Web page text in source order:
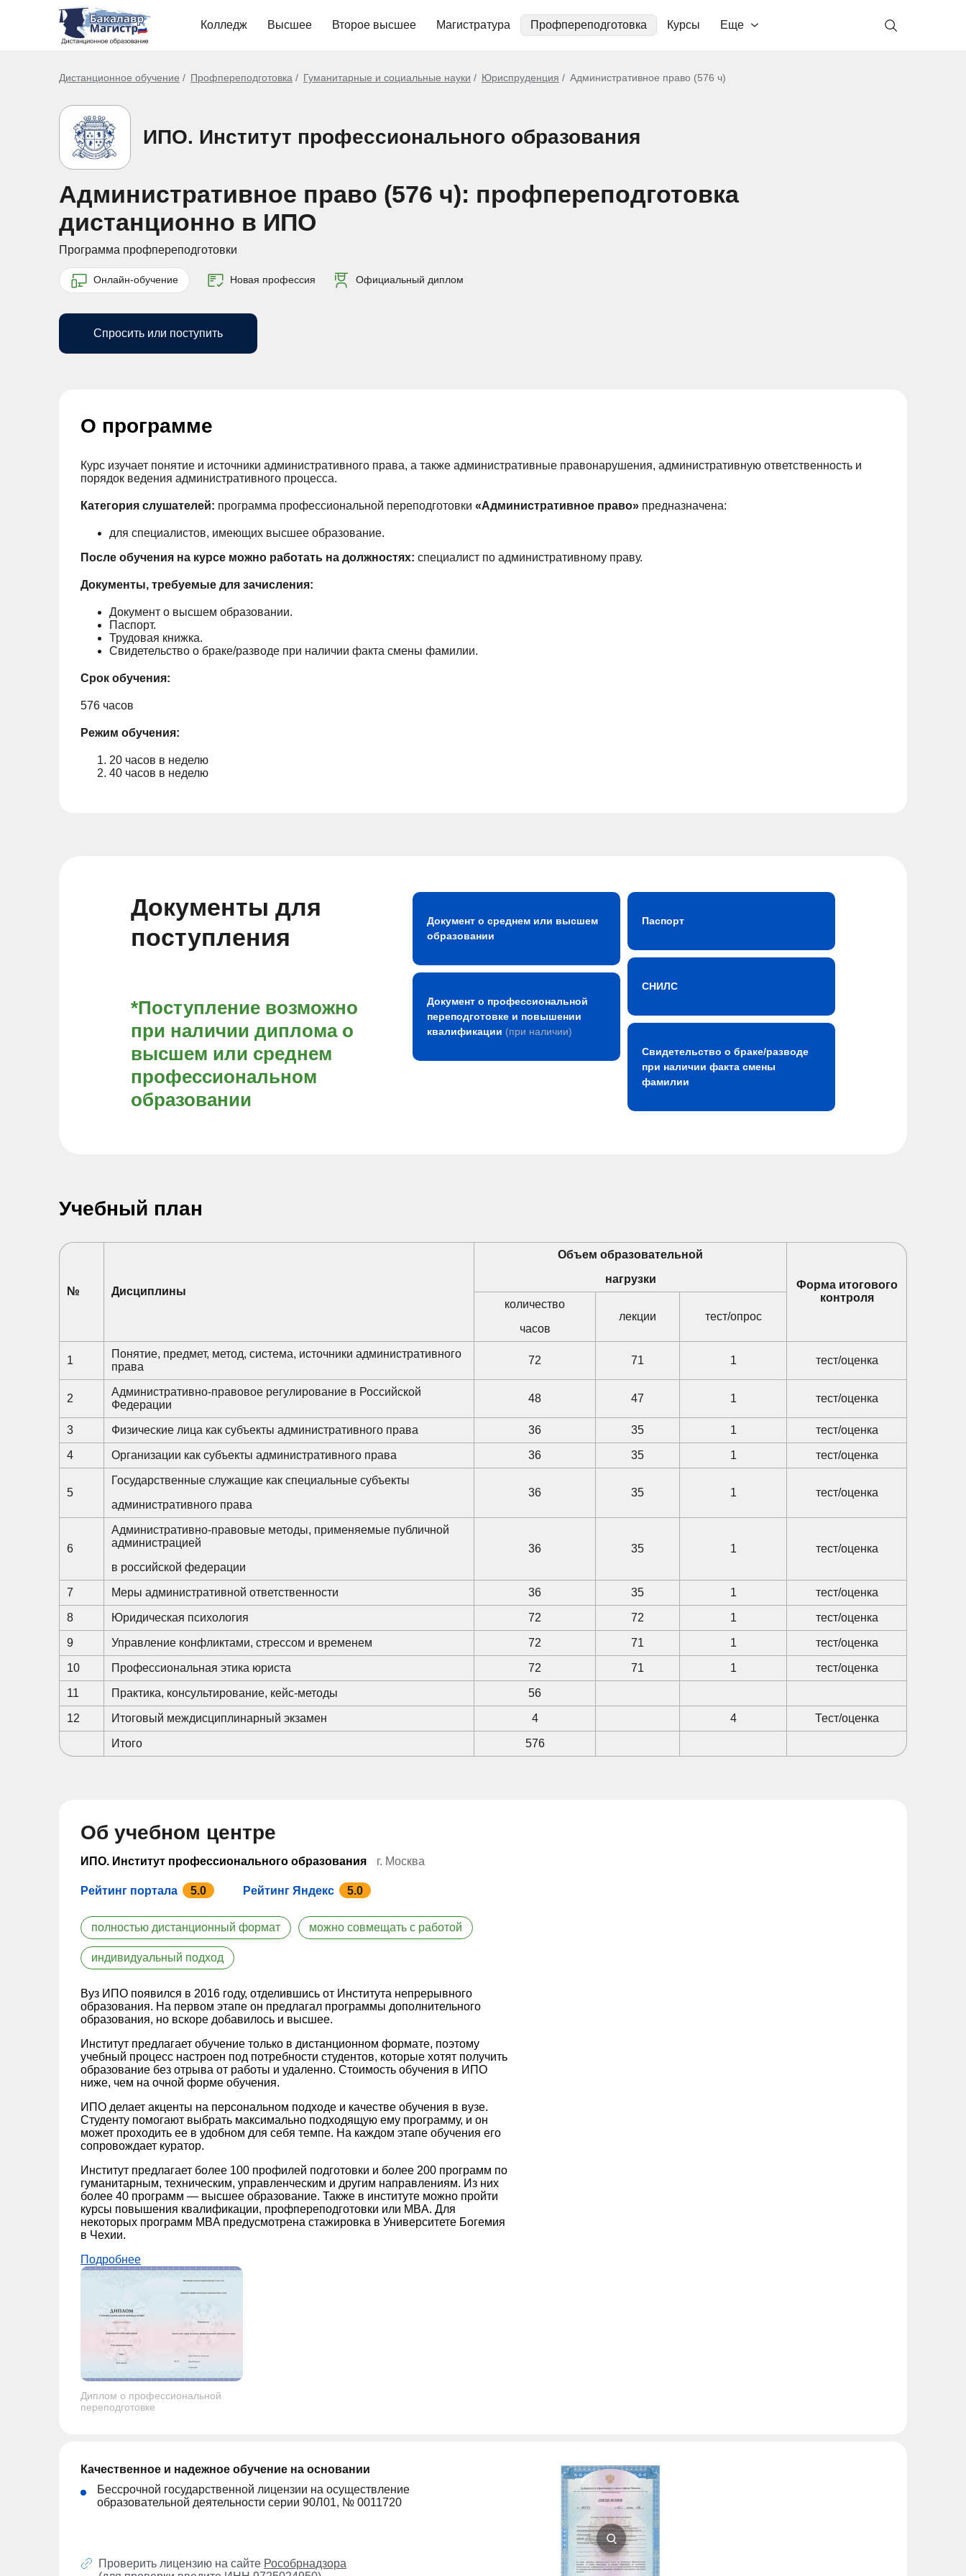
Колледж Высшее Второе высшее Магистратура Профпереподготовка Курсы Еще
Дистанционное обучение Профпереподготовка Гуманитарные и социальные науки Юриспруденция Административное право (576 ч)
ИПО. Институт профессионального образования
Административное право (576 ч): профпереподготовка
дистанционно в ИПО
Программа профпереподготовки
Онлайн-обучение Новая профессия Официальный диплом
Спросить или поступить
О программе
Курс изучает понятие и источники административного права, а также административные правонарушения, административную ответственность и
порядок ведения административного процесса.
Категория слушателей: программа профессиональной переподготовки «Административное право» предназначена:
для специалистов, имеющих высшее образование.
После обучения на курсе можно работать на должностях: специалист по административному праву.
Документы, требуемые для зачисления:
Документ о высшем образовании.
Паспорт.
Трудовая книжка.
Свидетельство о браке/разводе при наличии факта смены фамилии.
Срок обучения:
576 часов
Режим обучения:
20 часов в неделю
40 часов в неделю
Документы для
поступления
*Поступление возможно
при наличии диплома о
высшем или среднем
профессиональном
образовании
Документ о среднем или высшем
образовании
Документ о профессиональной
переподготовке и повышении
квалификации (при наличии)
Паспорт
СНИЛС
Свидетельство о браке/разводе
при наличии факта смены
фамилии
Учебный план
№ Дисциплины
Объем образовательной
нагрузки
Форма итогового
контроля
количество
часов
лекции тест/опрос
1
Понятие, предмет, метод, система, источники административного
права
72 71 1 тест/оценка
2
Административно-правовое регулирование в Российской
Федерации
48 47 1 тест/оценка
3 Физические лица как субъекты административного права 36 35 1 тест/оценка
4 Организации как субъекты административного права 36 35 1 тест/оценка
5
Государственные служащие как специальные субъекты
административного права
36 35 1 тест/оценка
6
Административно-правовые методы, применяемые публичной
администрацией
в российской федерации
36 35 1 тест/оценка
7 Меры административной ответственности 36 35 1 тест/оценка
8 Юридическая психология 72 72 1 тест/оценка
9 Управление конфликтами, стрессом и временем 72 71 1 тест/оценка
10 Профессиональная этика юриста 72 71 1 тест/оценка
11 Практика, консультирование, кейс-методы 56
12 Итоговый междисциплинарный экзамен 4 4 Тест/оценка
Итого 576
Об учебном центре
ИПО. Институт профессионального образования г. Москва
Рейтинг портала 5.0 Рейтинг Яндекс 5.0
полностью дистанционный формат можно совмещать с работой
индивидуальный подход
Вуз ИПО появился в 2016 году, отделившись от Института непрерывного
образования. На первом этапе он предлагал программы дополнительного
образования, но вскоре добавилось и высшее.
Институт предлагает обучение только в дистанционном формате, поэтому
учебный процесс настроен под потребности студентов, которые хотят получить
образование без отрыва от работы и удаленно. Стоимость обучения в ИПО
ниже, чем на очной форме обучения.
ИПО делает акценты на персональном подходе и качестве обучения в вузе.
Студенту помогают выбрать максимально подходящую ему программу, и он
может проходить ее в удобном для себя темпе. На каждом этапе обучения его
сопровождает куратор.
Институт предлагает более 100 профилей подготовки и более 200 программ по
гуманитарным, техническим, управленческим и другим направлениям. Из них
более 40 программ — высшее образование. Также в институте можно пройти
курсы повышения квалификации, профпереподготовки или MBA. Для
некоторых программ MBA предусмотрена стажировка в Университете Богемия
в Чехии.
Подробнее
Диплом о профессиональной
переподготовке
Качественное и надежное обучение на основании
Бессрочной государственной лицензии на осуществление
образовательной деятельности серии 90Л01, № 0011720
Проверить лицензию на сайте Рособрнадзора